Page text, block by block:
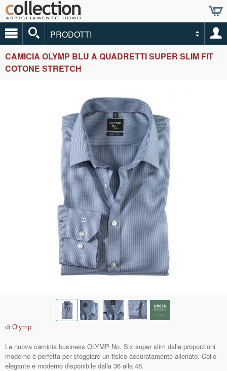
PRODOTTI
CAMICIA OLYMP BLU A QUADRETTI SUPER SLIM FIT
COTONE STRETCH
di Olymp
La nuova camicia business OLYMP No. Six super slim dalle proporzioni
moderne è perfetta per sfoggiare un fisico accuratamente allenato. Collo
elegante e moderno disponibile dalla 36 alla 46.